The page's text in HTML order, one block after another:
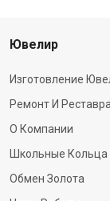
Ювелир
Изготовление
Ремонт И
О Компании
Школьные Кольца
Обмен Золота